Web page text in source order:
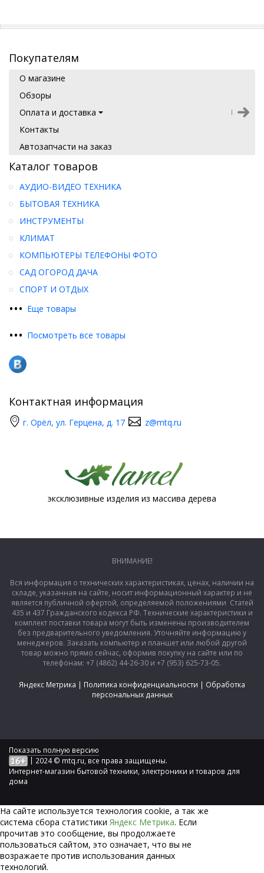
Покупателям
О магазине
Обзоры
Оплата и доставка
Контакты
Автозапчасти на заказ
Каталог товаров
••• Еще товары
АУДИО-ВИДЕО ТЕХНИКА
БЫТОВАЯ ТЕХНИКА
ИНСТРУМЕНТЫ
КЛИМАТ
КОМПЬЮТЕРЫ ТЕЛЕФОНЫ ФОТО
САД ОГОРОД ДАЧА
СПОРТ И ОТДЫХ
••• Посмотреть все товары
Контактная информация
г. Орёл, ул. Герцена, д. 17 z@mtq.ru
эксклюзивные изделия из массива дерева
ВНИМАНИЕ!
Вся информация о технических характеристиках, ценах, наличии на
складе, указанная на сайте, носит информационный характер и не
является публичной офертой, определяемой положениями Статей
435 и 437 Гражданского кодекса РФ. Технические характеристики и
комплект поставки товара могут быть изменены производителем
без предварительного уведомления. Уточняйте информацию у
менеджеров. Заказать компьютер и планшет или любой другой
товар можно прямо сейчас, оформив покупку на сайте или по
телефонам: +7 (4862) 44-26-30 и +7 (953) 625-73-05.
Яндекс Метрика | Политика конфиденциальности | Обработка
персональных данных
Показать полную версию
| 2024 © mtq.ru, все права защищены.
Интернет-магазин бытовой техники, электроники и товаров для
дома
На сайте используется технология сookie, а так же
система сбора статистики Яндекс Метрика. Если
прочитав это сообщение, вы продолжаете
пользоваться сайтом, это означает, что вы не
возражаете против использования данных
технологий.